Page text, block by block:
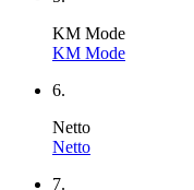
KM Mode
KM Mode
6.
Netto
Netto
7.